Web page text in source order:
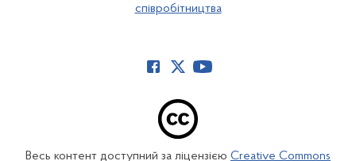
співробітництва
Весь контент доступний за ліцензією Creative Commons